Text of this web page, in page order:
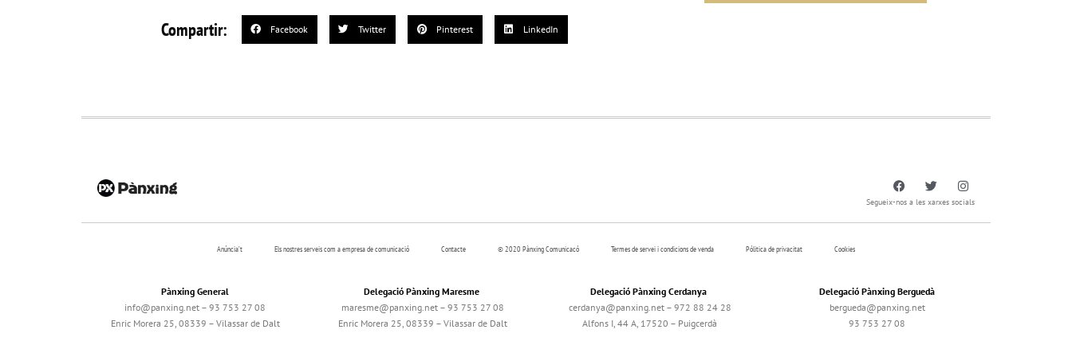
Compartir: Facebook Twitter Pinterest LinkedIn
Segueix-nos a les xarxes socials
Anúncia’t Els nostres serveis com a empresa de comunicació Contacte © 2020 Pànxing Comunicacó Termes de servei i condicions de venda Pólitica de privacitat Cookies
Pànxing General
info@panxing.net – 93 753 27 08
Enric Morera 25, 08339 – Vilassar de Dalt
Delegació Pànxing Maresme
maresme@panxing.net – 93 753 27 08
Enric Morera 25, 08339 – Vilassar de Dalt
Delegació Pànxing Cerdanya
cerdanya@panxing.net – 972 88 24 28
Alfons I, 44 A, 17520 – Puigcerdà
Delegació Pànxing Berguedà
bergueda@panxing.net
93 753 27 08